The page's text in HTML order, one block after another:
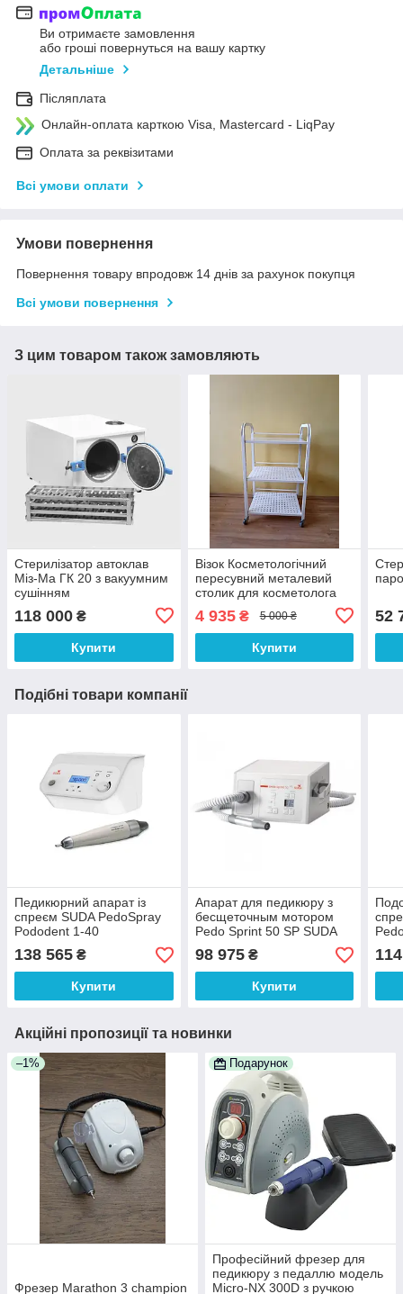
Ви отримаєте замовлення
або гроші повернуться на вашу картку
Детальніше
Післяплата
Онлайн-оплата карткою Visa, Mastercard - LiqPay
Оплата за реквізитами
Всі умови оплати
Умови повернення
Повернення товару впродовж 14 днів за рахунок покупця
Всі умови повернення
З цим товаром також замовляють
Стерилізатор автоклав
Міз-Ма ГК 20 з вакуумним
сушінням
118 000 ₴
Купити
Візок Косметологічний
пересувний металевий
столик для косметолога
L_S8_P_white
4 935₴ 5 000 ₴
Купити
52
Подібні товари компанії
Педикюрний апарат із
спреєм SUDA PedoSpray
Pododent 1-40
тис.оборотів фрезер для
подолога
138 565 ₴
Купити
Апарат для педикюру з
бесщеточным мотором
Pedo Sprint 50 SP SUDA
98 975₴
Купити
Акційні пропозиції та новинки
–1%
Фрезер Marathon 3 champion
Подарунок
Професійний фрезер для
педикюру з педаллю модель
Micro-NX 300D з ручкою